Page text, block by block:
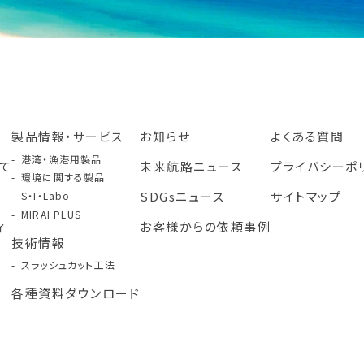
製品情報・サービス
港湾・漁港用製品
環境に関する製品
S・I・Labo
MIRAI PLUS
技術情報
スラッシュカット工法
各種資料ダウンロード
お知らせ
未来航路ニュース
SDGsニュース
お客様からの依頼事例
よくある質問
プライバシーポ
サイトマップ